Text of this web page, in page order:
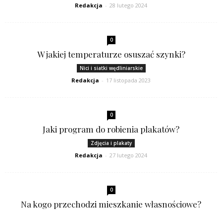
Redakcja - 28 lutego 2024
0
W jakiej temperaturze osuszać szynki?
Nici i siatki wędliniarskie
Redakcja - 17 listopada 2023
0
Jaki program do robienia plakatów?
Zdjęcia i plakaty
Redakcja - 27 lutego 2024
0
Na kogo przechodzi mieszkanie własnościowe?